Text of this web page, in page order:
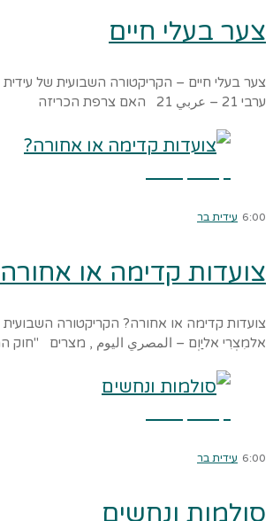
צער בעלי חיים
צער בעלי חיים – הקריקטורה השבועית של
ערבי 21 – عربي 21 האם צרפת הכריזה
6:00 עידית בר
צועדות קדימה או
צועדות קדימה או אחורה? הקריקטורה
אלמִצְרִי אליַוְם – المصري اليوم , מצרים "חוק
6:00 עידית בר
סולמות ונחשים